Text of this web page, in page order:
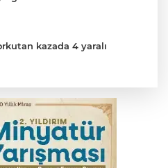
kazada 4 yaralı
araç soyan 5 şüpheli